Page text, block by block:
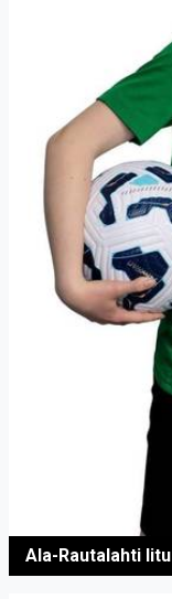
Ala-Rautalahti Iitu